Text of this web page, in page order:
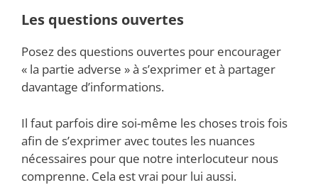
Les questions ouvertes
Posez des questions ouvertes pour encourager
« la partie adverse » à s’exprimer et à partager
davantage d’informations.
Il faut parfois dire soi-même les choses trois fois
afin de s’exprimer avec toutes les nuances
nécessaires pour que notre interlocuteur nous
comprenne. Cela est vrai pour lui aussi.